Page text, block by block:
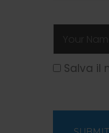
Salva il